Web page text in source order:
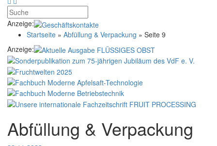
Anzeige:
Startseite » Abfüllung & Verpackung » Seite 9
Anzeige:
Abfüllung & Verpackung